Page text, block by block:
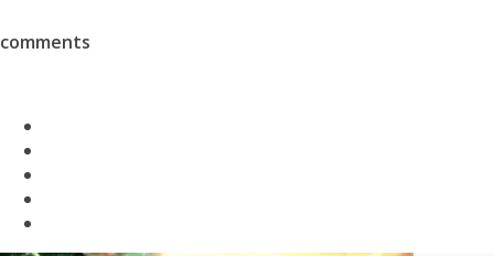
comments